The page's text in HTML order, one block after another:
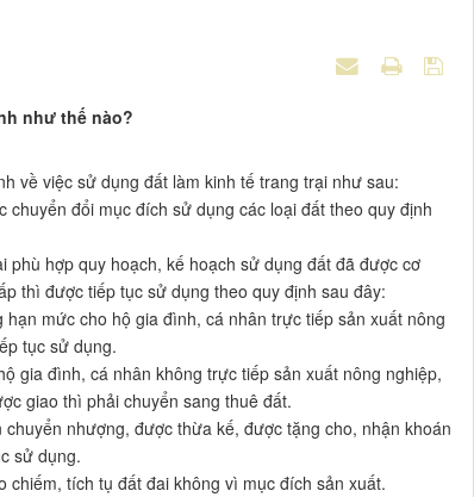
như thế nào?
về việc sử dụng đất làm kinh tế trang trại như sau:
đổi mục đích sử dụng các loại đất theo quy định
hợp quy hoạch, kế hoạch sử dụng đất đã được cơ
thì được tiếp tục sử dụng theo quy định sau đây:
mức cho hộ gia đình, cá nhân trực tiếp sản xuất nông
tục sử dụng.
gia đình, cá nhân không trực tiếp sản xuất nông nghiệp,
giao thì phải chuyển sang thuê đất.
nhượng, được thừa kế, được tặng cho, nhận khoán
sử dụng.
tích tụ đất đai không vì mục đích sản xuất.